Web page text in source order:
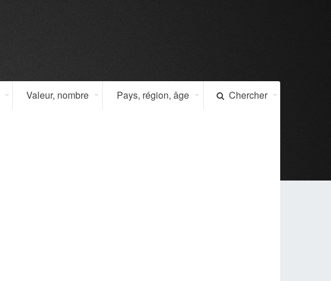
Valeur, nombre Pays, région, âge Chercher